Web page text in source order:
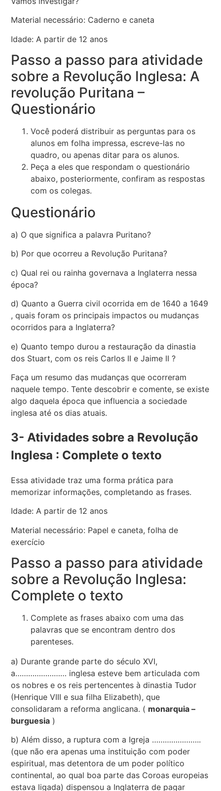
Material necessário: Caderno e caneta
Idade: A partir de 12 anos
Passo a passo para atividade
sobre a Revolução Inglesa: A
revolução Puritana –
Questionário
Você poderá distribuir as perguntas para os
alunos em folha impressa, escreve-las no
quadro, ou apenas ditar para os alunos.
Peça a eles que respondam o questionário
abaixo, posteriormente, confiram as respostas
com os colegas.
Questionário
a) O que significa a palavra Puritano?
b) Por que ocorreu a Revolução Puritana?
c) Qual rei ou rainha governava a Inglaterra nessa
época?
d) Quanto a Guerra civil ocorrida em de 1640 a 1649
, quais foram os principais impactos ou mudanças
ocorridos para a Inglaterra?
e) Quanto tempo durou a restauração da dinastia
dos Stuart, com os reis Carlos II e Jaime II ?
Faça um resumo das mudanças que ocorreram
naquele tempo. Tente descobrir e comente, se existe
algo daquela época que influencia a sociedade
inglesa até os dias atuais.
3- Atividades sobre a Revolução
Inglesa : Complete o texto
Essa atividade traz uma forma prática para
memorizar informações, completando as frases.
Idade: A partir de 12 anos
Material necessário: Papel e caneta, folha de
exercício
Passo a passo para atividade
sobre a Revolução Inglesa:
Complete o texto
Complete as frases abaixo com uma das
palavras que se encontram dentro dos
parenteses.
a) Durante grande parte do século XVI,
a…………………… inglesa esteve bem articulada com
os nobres e os reis pertencentes à dinastia Tudor
(Henrique VIII e sua filha Elizabeth), que
consolidaram a reforma anglicana. ( monarquia –
burguesia )
b) Além disso, a ruptura com a Igreja …………………..
(que não era apenas uma instituição com poder
espiritual, mas detentora de um poder político
continental, ao qual boa parte das Coroas europeias
estava ligada) dispensou a Inglaterra de pagar